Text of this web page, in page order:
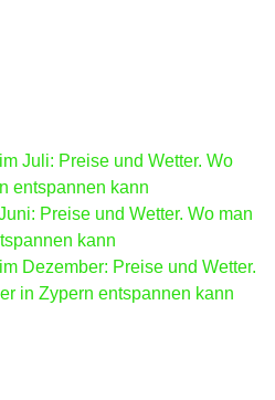
Juli: Preise und Wetter. Wo
entspannen kann
Preise und Wetter. Wo man
kann
Dezember: Preise und Wetter.
in Zypern entspannen kann